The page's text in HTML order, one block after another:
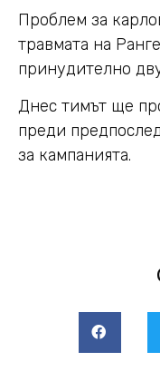
Проблем за
травмата на
принудително
Днес тимът ще
преди
за кампанията.